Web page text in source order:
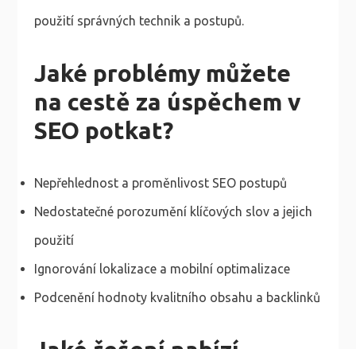
použití správných technik a postupů.
Jaké problémy můžete
na cestě za úspěchem v
SEO potkat?
Nepřehlednost a proměnlivost SEO postupů
Nedostatečné porozumění klíčových slov a jejich
použití
Ignorování lokalizace a mobilní optimalizace
Podcenění hodnoty kvalitního obsahu a backlinků